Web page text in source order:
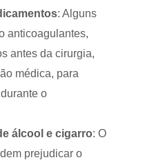
: Alguns
anticoagulantes,
antes da cirurgia,
médica, para
o
álcool e cigarro: O
prejudicar o